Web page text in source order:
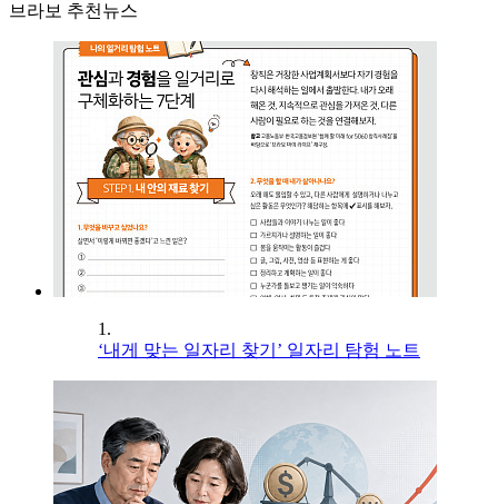
브라보 추천뉴스
1.
‘내게 맞는 일자리 찾기’ 일자리 탐험 노트